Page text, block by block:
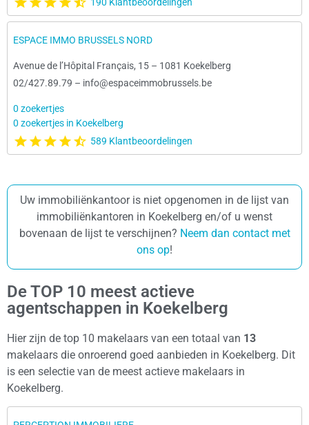
ESPACE IMMO BRUSSELS NORD
Avenue de l’Hôpital Français, 15 – 1081 Koekelberg
02/427.89.79 – info@espaceimmobrussels.be
0 zoekertjes
0 zoekertjes in Koekelberg
589 Klantbeoordelingen
Uw immobiliënkantoor is niet opgenomen in de lijst van
immobiliënkantoren in Koekelberg en/of u wenst
bovenaan de lijst te verschijnen? Neem dan contact met
ons op!
De TOP 10 meest actieve
agentschappen in Koekelberg
Hier zijn de top 10 makelaars van een totaal van 13
makelaars die onroerend goed aanbieden in Koekelberg. Dit
is een selectie van de meest actieve makelaars in
Koekelberg.